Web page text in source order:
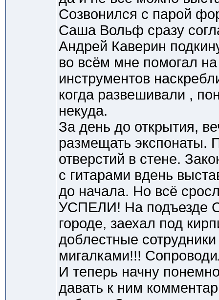
Созвонился с парой
Саша Вольф сразу
Андрей Каверин
во всём мне помогал
инструментов
когда развешивали ,
некуда.
За день до открытия,
размещать экспонаты.
отверстий в стене.
с гитарами вдень
до начала. Но всё
УСПЕЛИ! На подъезде
городе, заехал под
доблестные
мигалками!!!
И теперь начну
давать к ним